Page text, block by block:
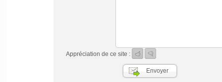
Appréciation de ce site :